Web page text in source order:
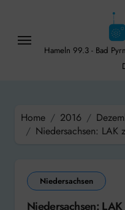
content
Hameln 99.3 - Bad
Home 2016
Niedersachsen: LAK
Niedersachsen
Niedersachsen: